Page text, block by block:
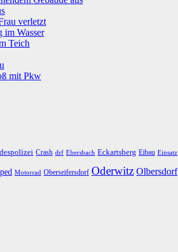
verletzt
im Wasser
Teich
mit Pkw
Crash drf Ebersbach Eckartsberg Eibau Einsatz
Motorrad Oberseifersdorf Oderwitz Olbersdorf